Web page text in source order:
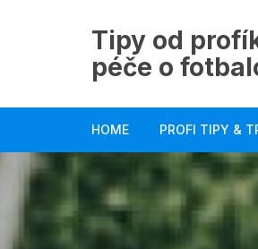
Tipy od
péče o
HOME PROFI TIPY &